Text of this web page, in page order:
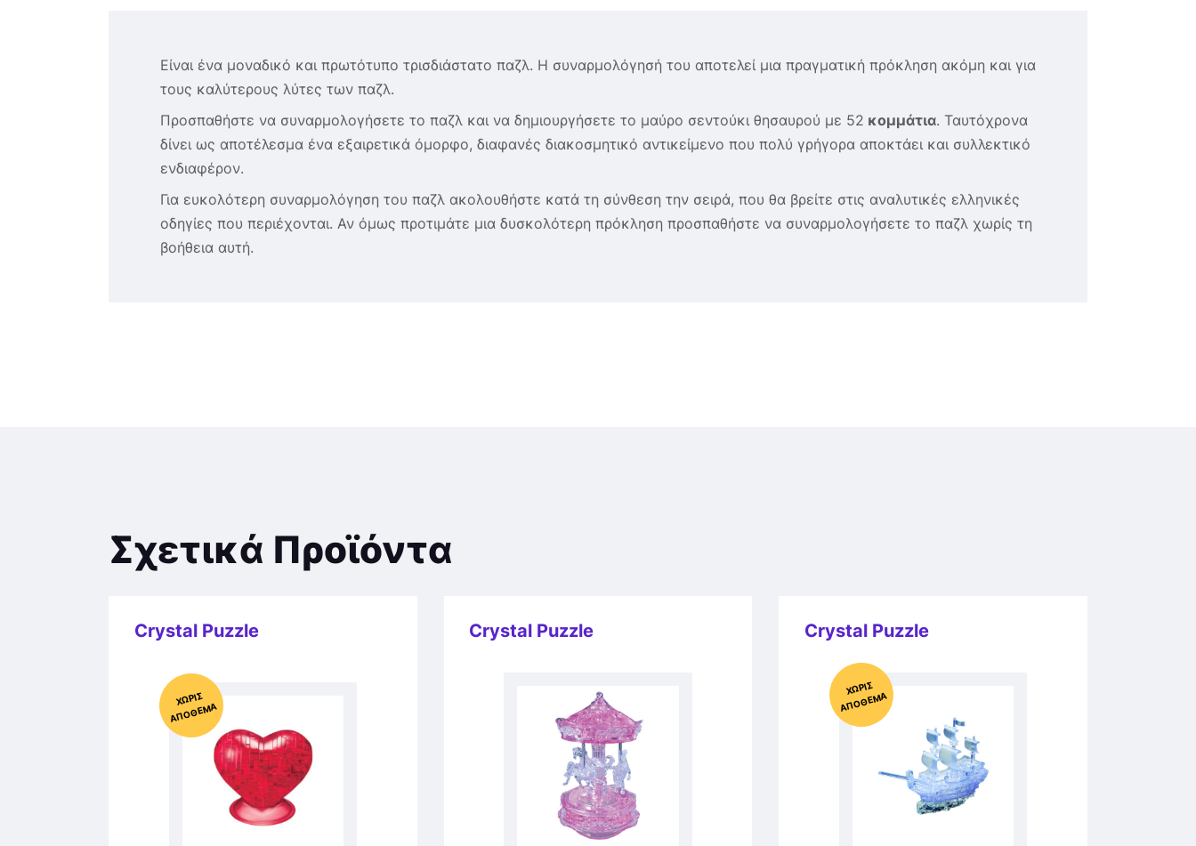
Είναι ένα μοναδικό και πρωτότυπο τρισδιάστατο παζλ. Η συναρμολόγησή του αποτελεί μια πραγματική πρόκληση ακόμη και για
τους καλύτερους λύτες των παζλ.
Προσπαθήστε να συναρμολογήσετε το παζλ και να δημιουργήσετε το μαύρο σεντούκι θησαυρού με 52 κομμάτια. Ταυτόχρονα
δίνει ως αποτέλεσμα ένα εξαιρετικά όμορφο, διαφανές διακοσμητικό αντικείμενο που πολύ γρήγορα αποκτάει και συλλεκτικό
ενδιαφέρον.
Για ευκολότερη συναρμολόγηση του παζλ ακολουθήστε κατά τη σύνθεση την σειρά, που θα βρείτε στις αναλυτικές ελληνικές
οδηγίες που περιέχονται. Αν όμως προτιμάτε μια δυσκολότερη πρόκληση προσπαθήστε να συναρμολογήσετε το παζλ χωρίς τη
βοήθεια αυτή.
Σχετικά Προϊόντα
Crystal Puzzle
Χ
ΩΡΊΣ
Α
Π
Ό
ΘΕ
ΜΑ
Crystal Puzzle Crystal Puzzle
Χ
ΩΡΊΣ
Α
Π
Ό
ΘΕ
ΜΑ